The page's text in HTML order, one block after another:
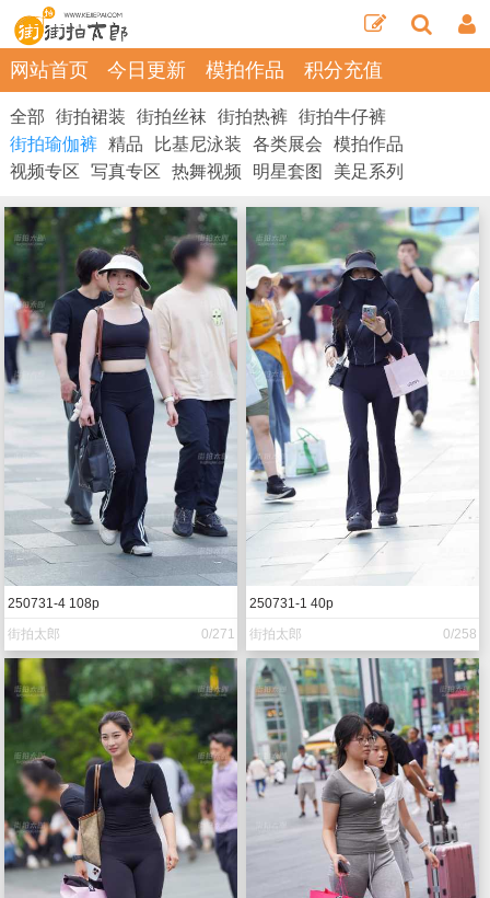
网站首页 今日更新 模拍作品 积分充值
全部 街拍裙装 街拍丝袜 街拍热裤
街拍牛仔裤
街拍瑜伽裤
精品 比基尼泳装 各类展会
模拍作品
视频专区
写真专区 热舞视频 明星套图 美足系列
250731-4 108p
街拍太郎
0/271
250731-1 40p
街拍太郎
0/258